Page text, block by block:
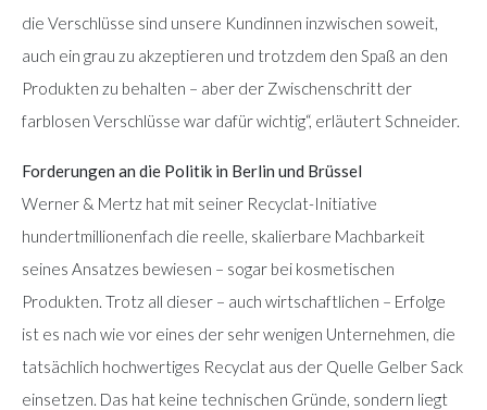
die Verschlüsse sind unsere Kundinnen inzwischen soweit,
auch ein grau zu akzeptieren und trotzdem den Spaß an den
Produkten zu behalten – aber der Zwischenschritt der
farblosen Verschlüsse war dafür wichtig“, erläutert Schneider.
Forderungen an die Politik in Berlin und Brüssel
Werner & Mertz hat mit seiner Recyclat-Initiative
hundertmillionenfach die reelle, skalierbare Machbarkeit
seines Ansatzes bewiesen – sogar bei kosmetischen
Produkten. Trotz all dieser – auch wirtschaftlichen – Erfolge
ist es nach wie vor eines der sehr wenigen Unternehmen, die
tatsächlich hochwertiges Recyclat aus der Quelle Gelber Sack
einsetzen. Das hat keine technischen Gründe, sondern liegt